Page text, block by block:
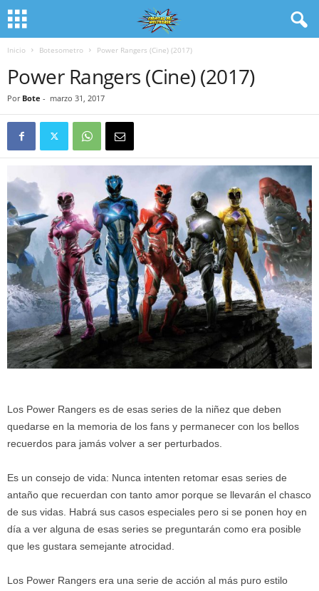
Inicio Botesometro Power Rangers (Cine) (2017)
Power Rangers (Cine) (2017)
Por Bote - marzo 31, 2017
Los Power Rangers es de esas series de la niñez que deben
quedarse en la memoria de los fans y permanecer con los bellos
recuerdos para jamás volver a ser perturbados.
Es un consejo de vida: Nunca intenten retomar esas series de
antaño que recuerdan con tanto amor porque se llevarán el chasco
de sus vidas. Habrá sus casos especiales pero si se ponen hoy en
día a ver alguna de esas series se preguntarán como era posible
que les gustara semejante atrocidad.
Los Power Rangers era una serie de acción al más puro estilo